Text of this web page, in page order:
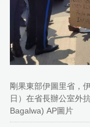
剛果東部伊圖里省，
日）在省長辦公室外
Bagalwa) AP圖片